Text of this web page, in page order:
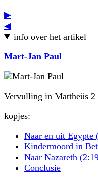
▶
◀
info over het artikel
Mart-Jan Paul
Vervulling in Mattheüs 2
kopjes:
Naar en uit Egypte
Kindermoord in
Naar Nazareth
Conclusie